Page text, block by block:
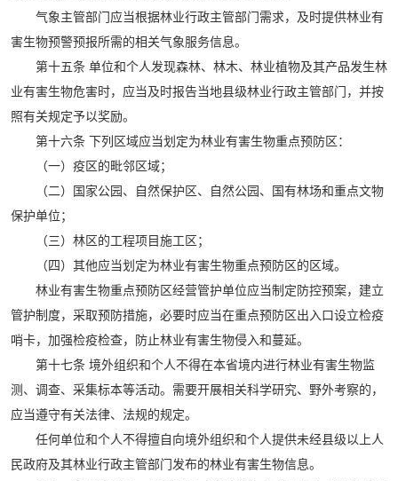
气象主管部门应当根据林业行政主管部门需求，及时提供林业有
害生物预警预报所需的相关气象服务信息。
第十五条 单位和个人发现森林、林木、林业植物及其产品发生林
业有害生物危害时，应当及时报告当地县级林业行政主管部门，并按
照有关规定予以奖励。
第十六条 下列区域应当划定为林业有害生物重点预防区：
（一）疫区的毗邻区域；
（二）国家公园、自然保护区、自然公园、国有林场和重点文物
保护单位；
（三）林区的工程项目施工区；
（四）其他应当划定为林业有害生物重点预防区的区域。
林业有害生物重点预防区经营管护单位应当制定防控预案，建立
管护制度，采取预防措施，必要时应当在重点预防区出入口设立检疫
哨卡，加强检疫检查，防止林业有害生物侵入和蔓延。
第十七条 境外组织和个人不得在本省境内进行林业有害生物监
测、调查、采集标本等活动。需要开展相关科学研究、野外考察的，
应当遵守有关法律、法规的规定。
任何单位和个人不得擅自向境外组织和个人提供未经县级以上人
民政府及其林业行政主管部门发布的林业有害生物信息。